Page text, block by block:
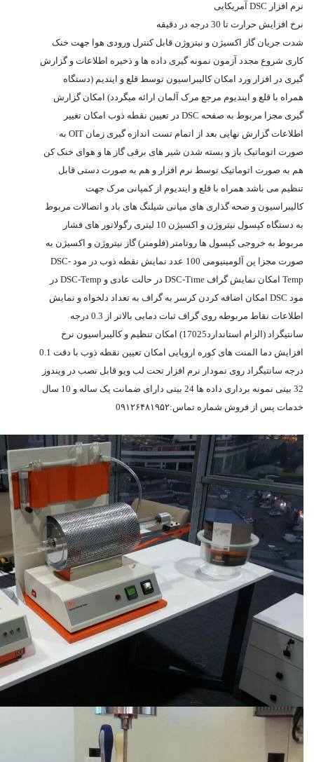
نرم افزار DSC آمریکایی
نرخ افزایش حرارت تا 30 درجه در دقیقه
شدت جریان گاز اکسیژن و نیتروژن قابل کنترل ورودی هوا جهت خنک
کاری شروع مجدد آزمون نمونه گیری داده ها و ذخیره اطلاعات و گزارش
گیری در افزار ورد امکان کالیبراسیون توسط قلع و ایندیم (دستگاه
همراه با قلع و ایندیوم مرجع مرک آلمان ارائه میگردد) امکان گزارش
گیری مجزا مربوط به صفحه DSC در تعیین نقطه ذوب امکان تغییر
اطلاعات گزارش نهایی بعد از اتمام تست اندازه گیری زمان OIT به
صورت اتوماتیک باز و بسته شدن شیر های برقی گاز ها و هوای خنک کن
هم به صورت اتوماتیک توسط نرم افزار و هم به صورت دستی قابل
تنظیم می باشد همراه با قلع و ایندیوم از کمپانی مرک جهت
کالیبراسیون و صحه گذاری های میانی شیلنگ های باد و اتصالات مربوط
به دستگاه کپسول نیتروژن و اکسیژن 10 لیتری رگولاتور های فشار
مربوط به خروجی کپسول ها روتامتر (فلومتر) گاز نیتروژن و اکسیژن به
صورت مجزا پن آلومینیومی 100 عدد نمایش نقطه ذوب در مود DSC-
Temp امکان نمایش گراف DSC-Time در حالت عادی و DSC-Temp در
مود DSC امکان اضافه کردن کرسر به گراف به تعداد دلخواه و نمایش
اطلاعات نقاط مربوطه روی گراف ثبات دمایی بالاتر از 0.3 درجه
سانتیگراد (الزام استاندارد17025) امکان تنظیم و کالیبراسیون نرخ
افزایش دما المنت های کوره اروپایی امکان تعیین نقطه ذوب با دقت 0.1
درجه سانتیگراد روی نمودار نرم افزار تحت لب ویو قابل نصب در ویندوز
32 بیتی نمونه برداری داده ها 24 بیتی دارای ضمانت یک ساله و 10 سال
خدمات پس از فروش شماره تماس:0۹۱۲۶۴۸۱۹۵۲